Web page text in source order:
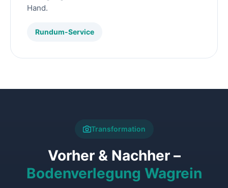
Hand.
Rundum-Service
Transformation
Vorher & Nachher –
Bodenverlegung Wagrein